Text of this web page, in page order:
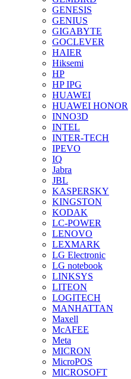
GENESIS
GENIUS
GIGABYTE
GOCLEVER
HAIER
Hiksemi
HP
HP IPG
HUAWEI
HUAWEI HONOR
INNO3D
INTEL
INTER-TECH
IPEVO
IQ
Jabra
JBL
KASPERSKY
KINGSTON
KODAK
LC-POWER
LENOVO
LEXMARK
LG Electronic
LG notebook
LINKSYS
LITEON
LOGITECH
MANHATTAN
Maxell
McAFEE
Meta
MICRON
MicroPOS
MICROSOFT